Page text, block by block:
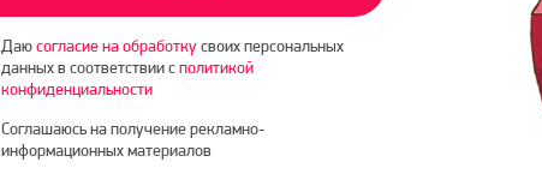
Даюсогласие на обработкусвоих персональных
данных в соответствии сполитикой
конфиденциальности
Соглашаюсь на получение рекламно-
информационных материалов